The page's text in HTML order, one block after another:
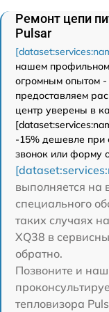
Ремонт цепи
Pulsar
нашем
огромным опытом -
предоставляем
центр уверены в
-15% дешевле при
звонок или форму
выполняется на
специального
таких случаях
XQ38 в
обратно.
Позвоните и
тепловизора